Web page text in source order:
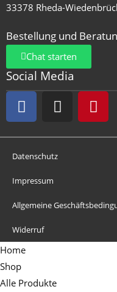
33378 Rheda-
Bestellung und
Chat starten
Social Media
Datenschutz
Impressum
Allgemeine
Widerruf
Home
Shop
Alle Produkte